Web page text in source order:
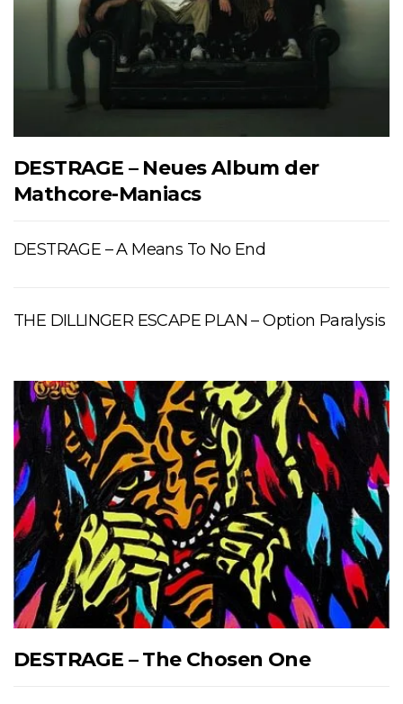
DESTRAGE – Neues Album der
Mathcore-Maniacs
DESTRAGE – A Means To No End
THE DILLINGER ESCAPE PLAN – Option Paralysis
DESTRAGE – The Chosen One